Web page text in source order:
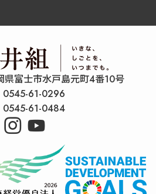
富士市水戸島元町4番10号
0545-61-0296
0545-61-0484